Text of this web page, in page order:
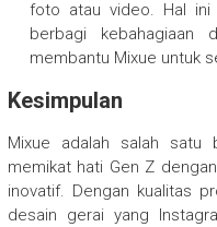
foto atau video. Hal ini
berbagi kebahagiaan
membantu Mixue untuk
Kesimpulan
Mixue adalah salah satu
memikat hati Gen Z
inovatif. Dengan kualitas
desain gerai yang